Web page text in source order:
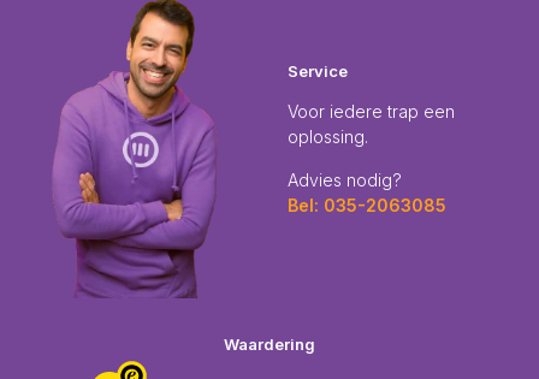
Service
Voor iedere trap een
oplossing.
Advies nodig?
Bel: 035-2063085
Waardering